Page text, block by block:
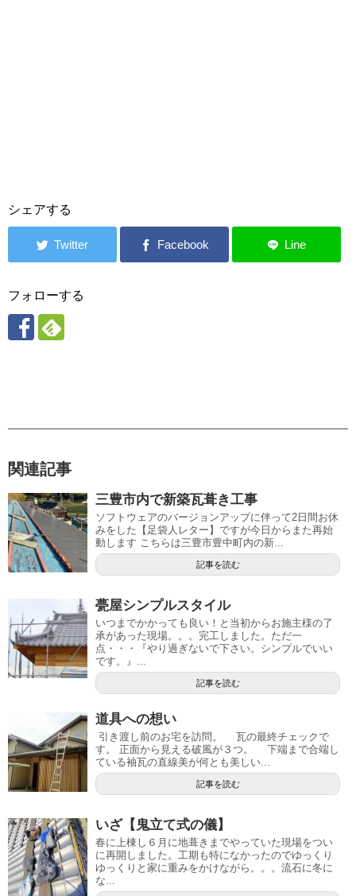
シェアする
フォローする
関連記事
三豊市内で新築瓦葺き工事
ソフトウェアのバージョンアップに伴って2日間お休
みをした【足袋人レター】ですが今日からまた再始
動します こちらは三豊市豊中町内の新...
記事を読む
甍屋シンプルスタイル
いつまでかかっても良い！と当初からお施主様の了
承があった現場。。。完工しました。ただ一
点・・・『やり過ぎないで下さい。シンプルでいい
です。』...
記事を読む
道具への想い
引き渡し前のお宅を訪問。 瓦の最終チェックで
す。 正面から見える破風が３つ。 下端まで合端し
ている袖瓦の直線美が何とも美しい...
記事を読む
いざ【鬼立て式の儀】
春に上棟し６月に地葺きまでやっていた現場をつい
に再開しました。工期も特になかったのでゆっくり
ゆっくりと家に重みをかけながら。。。流石に冬に
な...